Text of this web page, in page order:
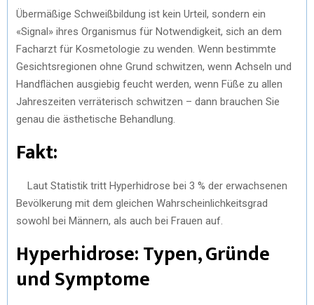
)
T
Übermäßige Schweißbildung ist kein Urteil, sondern ein
«Signal» ihres Organismus für Notwendigkeit, sich an dem
Facharzt für Kosmetologie zu wenden. Wenn bestimmte
Gesichtsregionen ohne Grund schwitzen, wenn Achseln und
Handflächen ausgiebig feucht werden, wenn Füße zu allen
Jahreszeiten verräterisch schwitzen – dann brauchen Sie
genau die ästhetische Behandlung.
Fakt:
Laut Statistik tritt Hyperhidrose bei 3 % der erwachsenen
Bevölkerung mit dem gleichen Wahrscheinlichkeitsgrad
sowohl bei Männern, als auch bei Frauen auf.
Hyperhidrose: Typen, Gründe
und Symptome